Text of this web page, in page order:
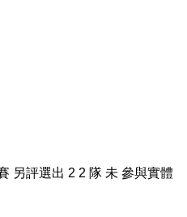
另評選出 2 2 隊 未 參與實體